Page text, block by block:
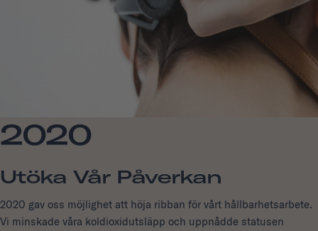
2020
Utöka Vår Påverkan
2020 gav oss möjlighet att höja ribban för vårt hållbarhetsarbete.
Vi minskade våra koldioxidutsläpp och uppnådde statusen